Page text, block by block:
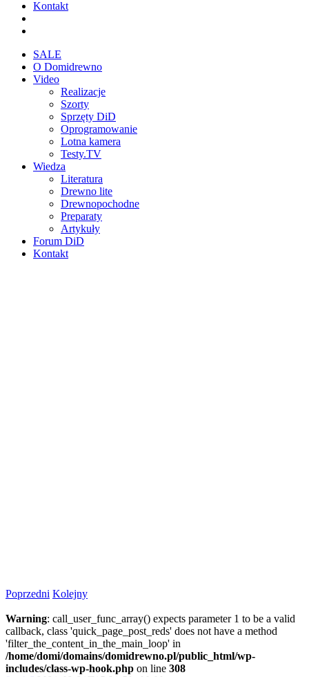
Kontakt
SALE
O Domidrewno
Video
Realizacje
Szorty
Sprzęty DiD
Oprogramowanie
Lotna kamera
Testy.TV
Wiedza
Literatura
Drewno lite
Drewnopochodne
Preparaty
Artykuły
Forum DiD
Kontakt
Poprzedni Kolejny
Warning: call_user_func_array() expects parameter 1 to be a valid
callback, class 'quick_page_post_reds' does not have a method
'filter_the_content_in_the_main_loop' in
/home/domi/domains/domidrewno.pl/public_html/wp-
includes/class-wp-hook.php on line 308